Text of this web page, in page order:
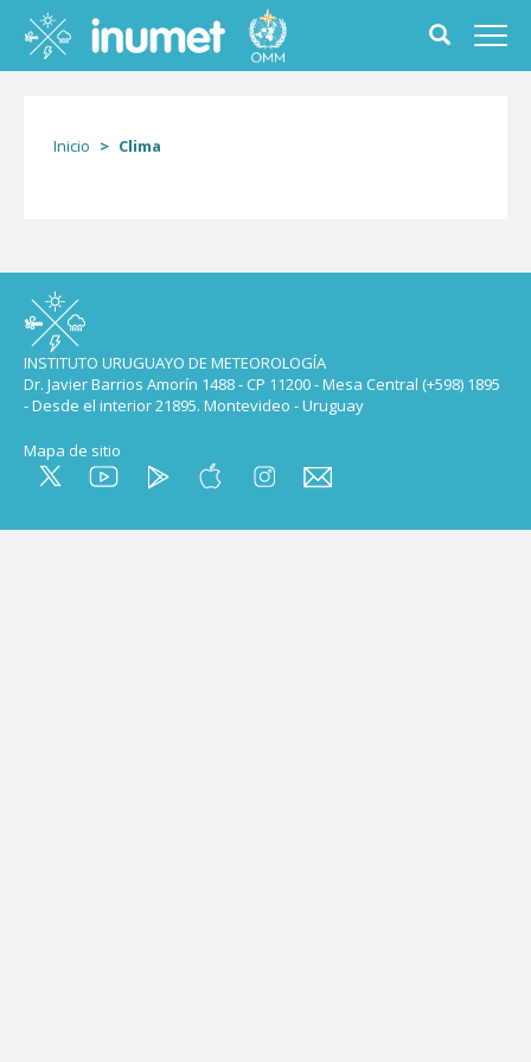
contenido
principal
Toggle
search
form
Inicio Clima
INSTITUTO URUGUAYO DE METEOROLOGÍA
Dr. Javier Barrios Amorín 1488 - CP 11200 - Mesa Central (+598) 1895
- Desde el interior 21895. Montevideo - Uruguay
Mapa de sitio